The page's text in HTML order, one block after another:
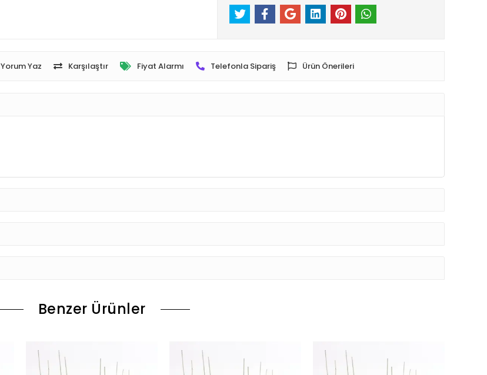
Yorum Yaz Karşılaştır Fiyat Alarmı Telefonla Sipariş Ürün Önerileri
Benzer Ürünler